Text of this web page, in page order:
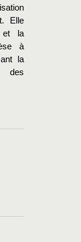
Elle
et la
à
la
des